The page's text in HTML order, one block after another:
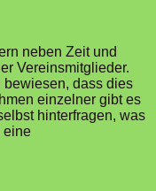
neben Zeit und
Vereinsmitglieder.
dass dies
einzelner gibt es
hinterfragen, was
eine